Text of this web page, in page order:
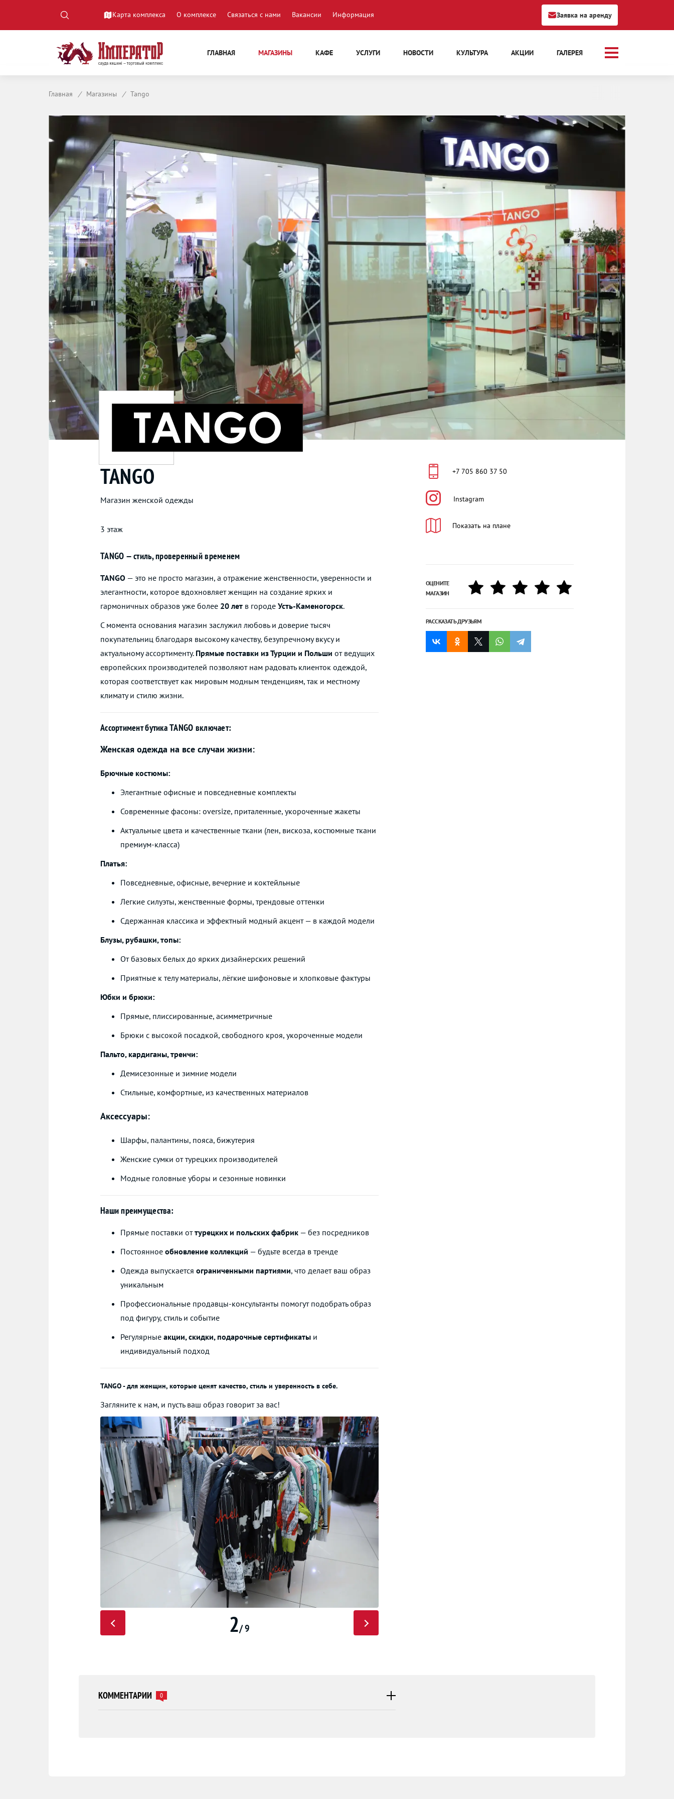
Карта комплекса О комплексе Связаться с нами Вакансии Информация Заявка на аренду
ГЛАВНАЯ МАГАЗИНЫ КАФЕ УСЛУГИ НОВОСТИ КУЛЬТУРА АКЦИИ ГАЛЕРЕЯ
Главная / Магазины / Tango
+7 705 860 37 50
Instagram
Показать на плане
ОЦЕНИТЕ
МАГАЗИН
РАССКАЗАТЬ ДРУЗЬЯМ
TANGO
Магазин женской одежды
3 этаж
TANGO — стиль, проверенный временем
TANGO — это не просто магазин, а отражение женственности, уверенности и
элегантности, которое вдохновляет женщин на создание ярких и
гармоничных образов уже более 20 лет в городе Усть-Каменогорск.
С момента основания магазин заслужил любовь и доверие тысяч
покупательниц благодаря высокому качеству, безупречному вкусу и
актуальному ассортименту. Прямые поставки из Турции и Польши от ведущих
европейских производителей позволяют нам радовать клиенток одеждой,
которая соответствует как мировым модным тенденциям, так и местному
климату и стилю жизни.
Ассортимент бутика TANGO включает:
Женская одежда на все случаи жизни:
Брючные костюмы:
Элегантные офисные и повседневные комплекты
Современные фасоны: oversize, приталенные, укороченные жакеты
Актуальные цвета и качественные ткани (лен, вискоза, костюмные ткани
премиум-класса)
Платья:
Повседневные, офисные, вечерние и коктейльные
Легкие силуэты, женственные формы, трендовые оттенки
Сдержанная классика и эффектный модный акцент — в каждой модели
Блузы, рубашки, топы:
От базовых белых до ярких дизайнерских решений
Приятные к телу материалы, лёгкие шифоновые и хлопковые фактуры
Юбки и брюки:
Прямые, плиссированные, асимметричные
Брюки с высокой посадкой, свободного кроя, укороченные модели
Пальто, кардиганы, тренчи:
Демисезонные и зимние модели
Стильные, комфортные, из качественных материалов
Аксессуары:
Шарфы, палантины, пояса, бижутерия
Женские сумки от турецких производителей
Модные головные уборы и сезонные новинки
Наши преимущества:
Прямые поставки оттурецких и польских фабрик — без посредников
Постоянное обновление коллекций — будьте всегда в тренде
Одежда выпускается ограниченными партиями, что делает ваш образ
уникальным
Профессиональные продавцы-консультанты помогут подобрать образ
под фигуру, стиль и событие
Регулярные акции, скидки, подарочные сертификаты и
индивидуальный подход
TANGO - для женщин, которые ценят качество, стиль и уверенность в себе.
Загляните к нам, и пусть ваш образ говорит за вас!
2/ 9
КОММЕНТАРИИ 0